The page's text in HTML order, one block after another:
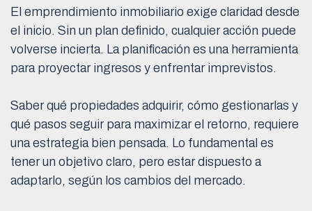
El emprendimiento inmobiliario exige claridad desde
el inicio. Sin un plan definido, cualquier acción puede
volverse incierta. La planificación es una herramienta
para proyectar ingresos y enfrentar imprevistos.
Saber qué propiedades adquirir, cómo gestionarlas y
qué pasos seguir para maximizar el retorno, requiere
una estrategia bien pensada. Lo fundamental es
tener un objetivo claro, pero estar dispuesto a
adaptarlo, según los cambios del mercado.